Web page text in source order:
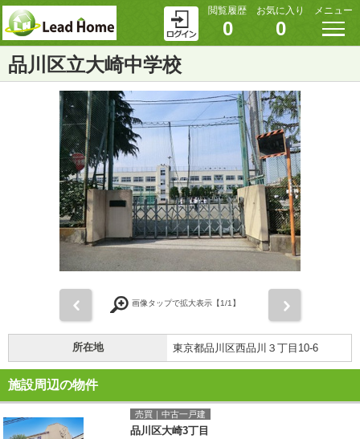
閲覧履歴
0
お気に入り
0
メニュー
品川区立大崎中学校
画像タップで拡大表示【1/1】
所在地 東京都品川区西品川３丁目10-6
施設周辺の物件
売買｜中古一戸建
品川区大崎3丁目